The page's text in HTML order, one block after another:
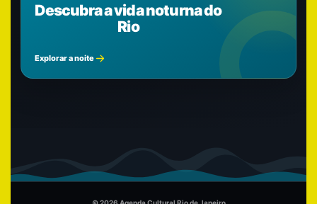
Descubra a vida noturna do
Rio
Explorar a noite